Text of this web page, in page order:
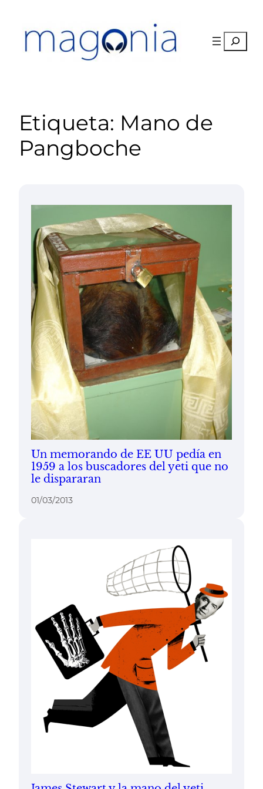
contenido
Buscar
Etiqueta: Mano de
Pangboche
Un memorando de EE UU pedía en
1959 a los buscadores del yeti que no
le dispararan
01/03/2013